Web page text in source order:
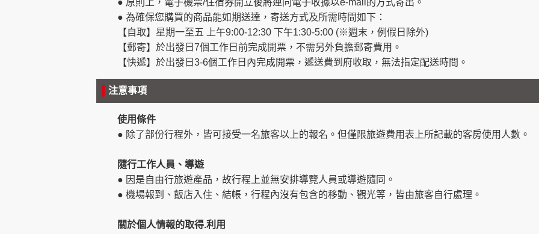
● 原則上，電子機票/住宿券開立後將連同電子收據以e-mail的方式寄出。
● 為確保您購買的商品能如期送達，寄送方式及所需時間如下：
【自取】星期一至五 上午9:00-12:30 下午1:30-5:00 (※週末，例假日除外)
【郵寄】於出發日7個工作日前完成開票，不需另外負擔郵寄費用。
【快遞】於出發日3-6個工作日內完成開票，遞送費到府收取，無法指定配送時間。
注意事項
使用條件
● 除了部份行程外，皆可接受一名旅客以上的報名。但僅限旅遊費用表上所記載的客房使用人數。
隨行工作人員、導遊
● 因是自由行旅遊產品，故行程上並無安排導覽人員或導遊隨同。
● 機場報到、飯店入住、結帳，行程內沒有包含的移動、觀光等，皆由旅客自行處理。
關於個人情報的取得.利用